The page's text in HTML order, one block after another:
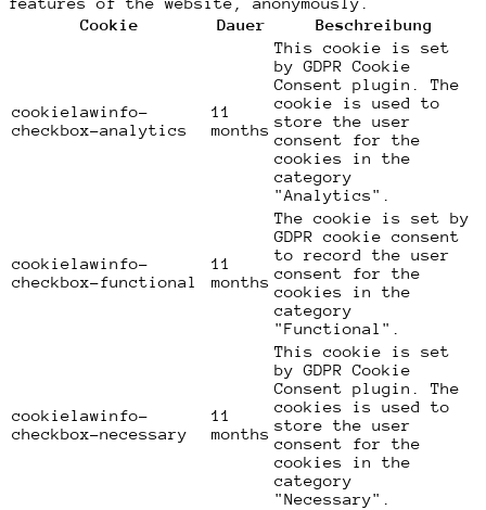
Cookie
Dauer Beschreibung
cookielawinfo-
checkbox-analytics
11
months
This cookie is set
by GDPR Cookie
Consent plugin. The
cookie is used to
store the user
consent for the
cookies in the
category
"Analytics".
cookielawinfo-
checkbox-functional
11
months
The cookie is set by
GDPR cookie consent
to record the user
consent for the
cookies in the
category
"Functional".
cookielawinfo-
checkbox-necessary
11
months
This cookie is set
by GDPR Cookie
Consent plugin. The
cookies is used to
store the user
consent for the
cookies in the
category
"Necessary".